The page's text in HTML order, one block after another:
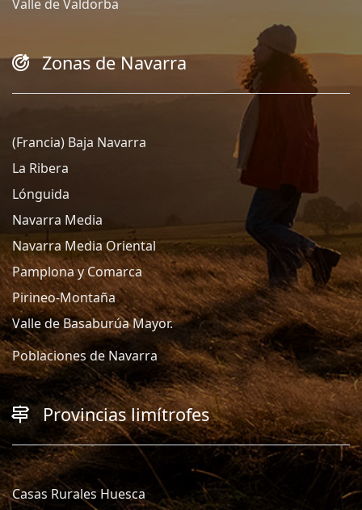
Valle de Valdorba
Zonas de Navarra
(Francia) Baja Navarra
La Ribera
Lónguida
Navarra Media
Navarra Media Oriental
Pamplona y Comarca
Pirineo-Montaña
Valle de Basaburúa Mayor.
Poblaciones de Navarra
Provincias limítrofes
Casas Rurales Huesca